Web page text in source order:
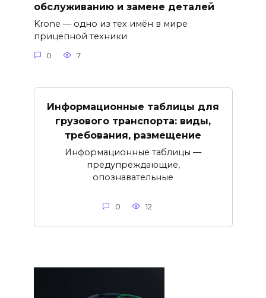
обслуживанию и замене деталей
Krone — одно из тех имён в мире
прицепной техники
0 7
Информационные таблицы для
грузового транспорта: виды,
требования, размещение
Информационные таблицы —
предупреждающие,
опознавательные
0 12